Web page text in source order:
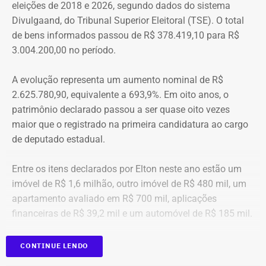
“Creio que duas coisas ainda impedem as mulheres de
seguirem adiante nesta batalha. A vergonha e o medo.
Porque é necessário ter mais do que coragem para seguir
adiante no enfrentamento à violência doméstica. Pois
primeiro é o temor de continuar viva e estar ao lado do
agressor. E o outro é o que vai acontecer com ela depois
que a denúncia for feita. Afinal, há o receio que alguma
brecha legal permita que o agressor, de alguma forma,
fique impune”, comenta.
Passados oito anos após as agrssões se tornarem
públicas nacionalmente, Cristiane cita qual o principal
item que acredita ser necessário que as autoridades
tenham mais rigor.
“A Lei Maria da Penha é muito boa. Eu fui salva graças a
ela. Mas, infelizmente, ainda é muito falha na
eleições de 2018 e 2026, segundo dados do sistema
Divulgaand, do Tribunal Superior Eleitoral (TSE). O total
de bens informados passou de R$ 378.419,10 para R$
3.004.200,00 no período.
A evolução representa um aumento nominal de R$
2.625.780,90, equivalente a 693,9%. Em oito anos, o
patrimônio declarado passou a ser quase oito vezes
maior que o registrado na primeira candidatura ao cargo
de deputado estadual.
Entre os itens declarados por Elton neste ano estão um
imóvel de R$ 1,6 milhão, outro imóvel de R$ 480 mil, um
apartamento avaliado em R$ 700 mil, aplicações
financeiras de R$ 39,2 mil e um automóvel de R$ 185 mil.
CONTINUE LENDO